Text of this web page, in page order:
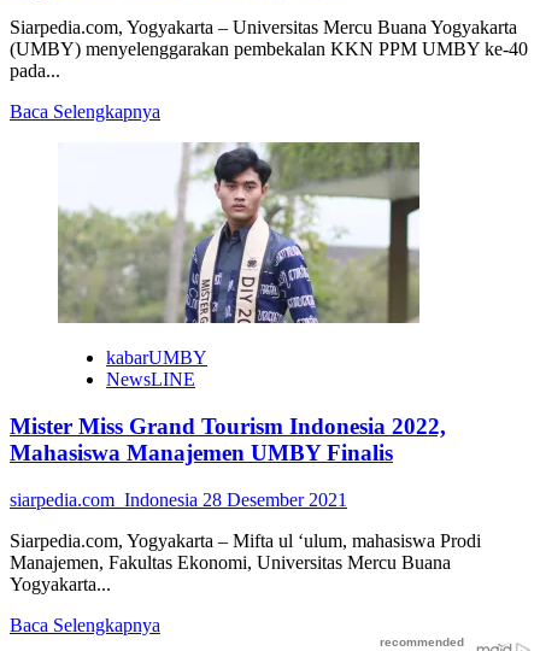
Siarpedia.com, Yogyakarta – Universitas Mercu Buana Yogyakarta
(UMBY) menyelenggarakan pembekalan KKN PPM UMBY ke-40
pada...
Baca Selengkapnya
about
UMBY
Gelar
Pembekalan
KKN
PPM
40
kabarUMBY
NewsLINE
Mister Miss Grand Tourism Indonesia 2022,
Mahasiswa Manajemen UMBY Finalis
siarpedia.com_Indonesia 28 Desember 2021
Siarpedia.com, Yogyakarta – Mifta ul ‘ulum, mahasiswa Prodi
Manajemen, Fakultas Ekonomi, Universitas Mercu Buana
Yogyakarta...
Baca Selengkapnya